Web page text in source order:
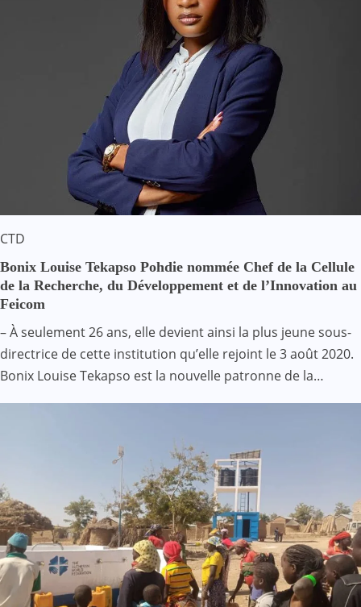
CTD
Bonix Louise Tekapso Pohdie nommée Chef de la Cellule
de la Recherche, du Développement et de l’Innovation au
Feicom
– À seulement 26 ans, elle devient ainsi la plus jeune sous-
directrice de cette institution qu’elle rejoint le 3 août 2020.
Bonix Louise Tekapso est la nouvelle patronne de la…